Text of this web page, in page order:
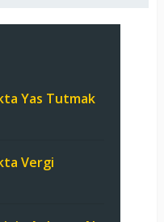
Yas Tutmak
Vergi